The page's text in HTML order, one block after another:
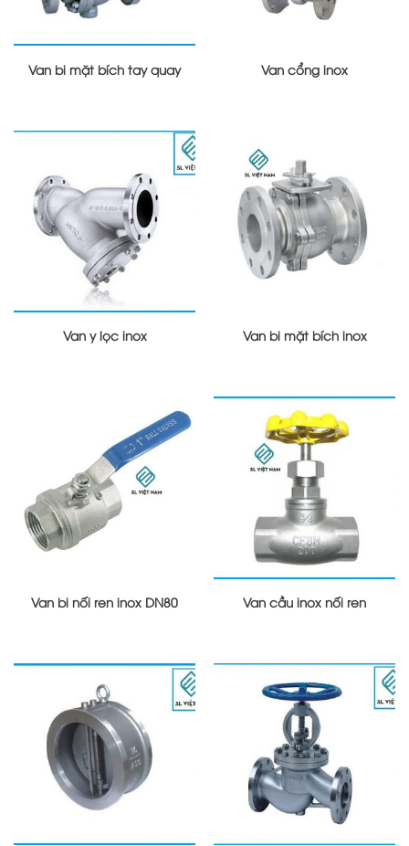
Van bi mặt bích tay quay Van cổng inox
Van y lọc inox Van bi mặt bích inox
Van bi nối ren inox DN80 Van cầu inox nối ren